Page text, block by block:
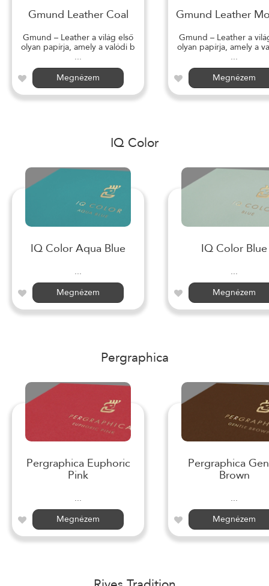
Gmund Leather Coal
Gmund – Leather a világ első
olyan papírja, amely a valódi b
...
Megnézem
Gmund Leather
Gmund – Leather a
olyan papírja, amely a
...
Megnézem
IQ Color
IQ Color Aqua Blue
...
Megnézem
IQ Color Blue
...
Megnézem
Pergraphica
Pergraphica Euphoric
Pink
...
Megnézem
Pergraphica
Brown
...
Megnézem